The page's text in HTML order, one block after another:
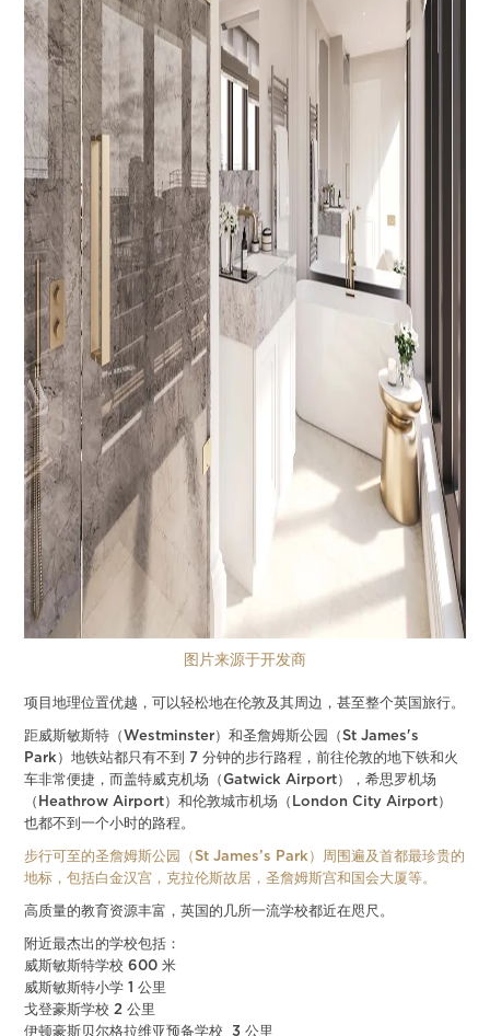
图片来源于开发商
项目地理位置优越，可以轻松地在伦敦及其周边，甚至整个英国旅行。
距威斯敏斯特（Westminster）和圣詹姆斯公园（St James's
Park）地铁站都只有不到 7 分钟的步行路程，前往伦敦的地下铁和火
车非常便捷，而盖特威克机场（Gatwick Airport），希思罗机场
（Heathrow Airport）和伦敦城市机场（London City Airport）
也都不到一个小时的路程。
步行可至的圣詹姆斯公园（St James’s Park）周围遍及首都最珍贵的
地标，包括白金汉宫，克拉伦斯故居，圣詹姆斯宫和国会大厦等。
高质量的教育资源丰富，英国的几所一流学校都近在咫尺。
附近最杰出的学校包括：
威斯敏斯特学校 600 米
威斯敏斯特小学 1 公里
戈登豪斯学校 2 公里
伊顿豪斯贝尔格拉维亚预备学校 3 公里